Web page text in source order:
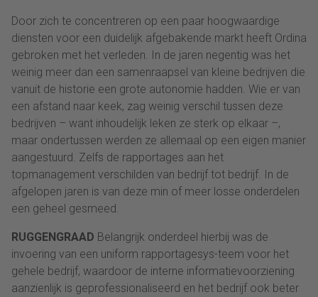
Door zich te concentreren op een paar hoogwaardige
diensten voor een duidelijk afgebakende markt heeft Ordina
gebroken met het verleden. In de jaren negentig was het
weinig meer dan een samenraapsel van kleine bedrijven die
vanuit de historie een grote autonomie hadden. Wie er van
een afstand naar keek, zag weinig verschil tussen deze
bedrijven – want inhoudelijk leken ze sterk op elkaar –,
maar ondertussen werden ze allemaal op een eigen manier
aangestuurd. Zelfs de rapportages aan het
topmanagement verschilden van bedrijf tot bedrijf. In de
afgelopen jaren is van deze min of meer losse onderdelen
een geheel gesmeed.
RUGGENGRAAD Belangrijk onderdeel hierbij was de
invoering van een uniform rapportagesys-teem voor het
gehele bedrijf, waardoor de interne informatievoorziening
aanzienlijk is geprofessionaliseerd en het bedrijf ook beter